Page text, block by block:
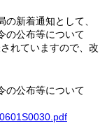
新着通知として、
の公布等について
れていますので、改
の公布等について